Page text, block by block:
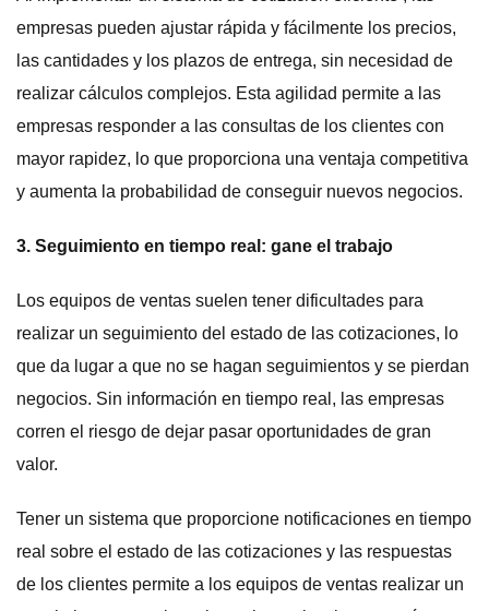
empresas pueden ajustar rápida y fácilmente los precios,
las cantidades y los plazos de entrega, sin necesidad de
realizar cálculos complejos. Esta agilidad permite a las
empresas responder a las consultas de los clientes con
mayor rapidez, lo que proporciona una ventaja competitiva
y aumenta la probabilidad de conseguir nuevos negocios.
3. Seguimiento en tiempo real: gane el trabajo
Los equipos de ventas suelen tener dificultades para
realizar un seguimiento del estado de las cotizaciones, lo
que da lugar a que no se hagan seguimientos y se pierdan
negocios. Sin información en tiempo real, las empresas
corren el riesgo de dejar pasar oportunidades de gran
valor.
Tener un sistema que proporcione notificaciones en tiempo
real sobre el estado de las cotizaciones y las respuestas
de los clientes permite a los equipos de ventas realizar un